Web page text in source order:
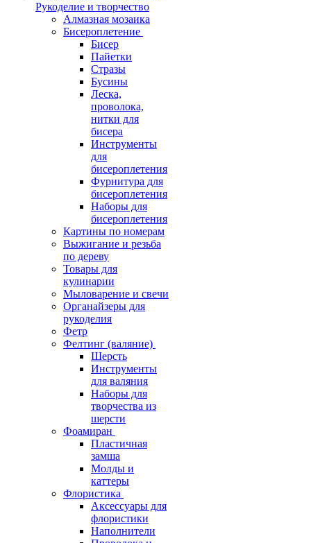
Рукоделие и творчество
Алмазная мозаика
Бисероплетение
Бисер
Пайетки
Стразы
Бусины
Леска,
проволока,
нитки для
бисера
Инструменты
для
бисероплетения
Фурнитура для
бисероплетения
Наборы для
бисероплетения
Картины по номерам
Выжигание и резьба
по дереву
Товары для
кулинарии
Мыловарение и свечи
Органайзеры для
рукоделия
Фетр
Фелтинг (валяние)
Шерсть
Инструменты
для валяния
Наборы для
творчества из
шерсти
Фоамиран
Пластичная
замша
Молды и
каттеры
Флористика
Аксессуары для
флористики
Наполнители